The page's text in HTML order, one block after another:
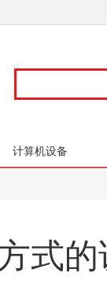
计算机设备
式